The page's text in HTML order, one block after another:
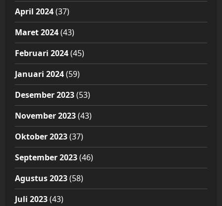
April 2024(37)
Maret 2024(43)
Februari 2024(45)
Januari 2024(59)
Desember 2023(53)
November 2023(43)
Oktober 2023(37)
September 2023(46)
Agustus 2023(58)
Juli 2023(43)